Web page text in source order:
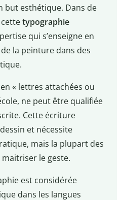
but esthétique. Dans de
typographie
qui s’enseigne en
la peinture dans des
« lettres attachées ou
ne peut être qualifiée
Cette écriture
et nécessite
mais la plupart des
le geste.
est considérée
dans les langues